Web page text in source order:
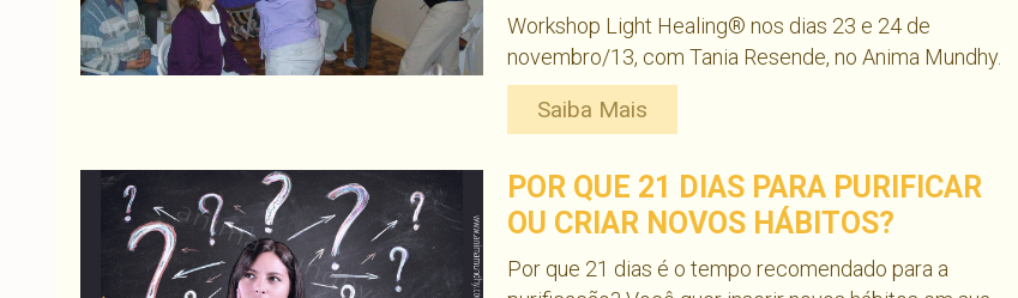
Workshop Light Healing® nos dias 23 e 24 de
novembro/13, com Tania Resende, no Anima Mundhy.
Saiba Mais
POR QUE 21 DIAS PARA PURIFICAR
OU CRIAR NOVOS HÁBITOS?
Por que 21 dias é o tempo recomendado para a